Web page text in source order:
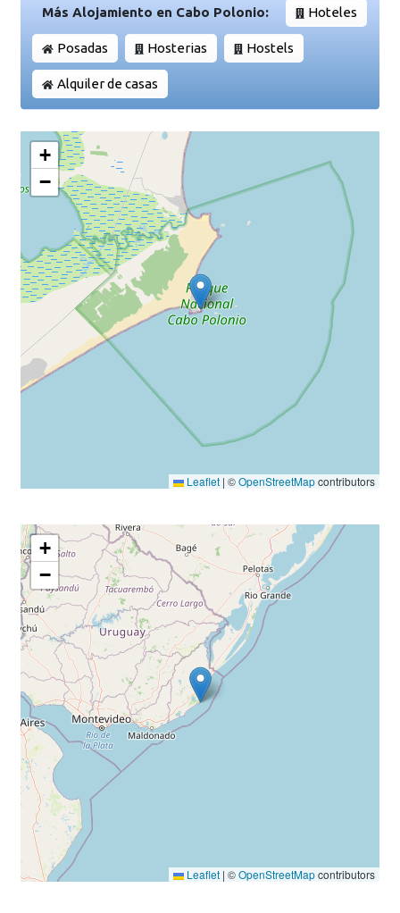
Más Alojamiento en Cabo Polonio: Hoteles
Posadas Hosterias Hostels
Alquiler de casas
+
−
Leaflet | ©OpenStreetMapcontributors
+
−
Leaflet | ©OpenStreetMapcontributors